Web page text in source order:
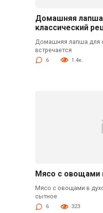
Домашняя лапша
классический
Домашняя лапша для
встречается
6 1.4к.
Мясо с овощами
Мясо с овощами в
сытное
6 323